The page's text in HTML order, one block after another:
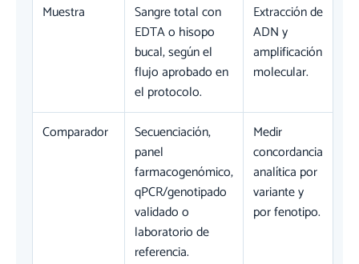
Muestra
Sangre total con
EDTA o hisopo
bucal, según el
flujo aprobado en
el protocolo.
Extracción de
ADN y
amplificación
molecular.
Comparador
Secuenciación,
panel
farmacogenómico,
qPCR/genotipado
validado o
laboratorio de
referencia.
Medir
concordancia
analítica por
variante y
por fenotipo.